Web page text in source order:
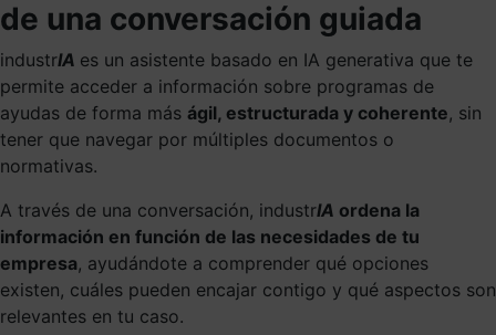
de una conversación guiada
industrIA es un asistente basado en IA generativa que te
permite acceder a información sobre programas de
ayudas de forma más ágil, estructurada y coherente, sin
tener que navegar por múltiples documentos o
normativas.
A través de una conversación, industrIA ordena la
información en función de las necesidades de tu
empresa, ayudándote a comprender qué opciones
existen, cuáles pueden encajar contigo y qué aspectos son
relevantes en tu caso.